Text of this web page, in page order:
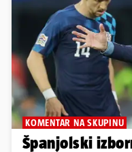
KOMENTAR NA SKUPINU
Španjolski